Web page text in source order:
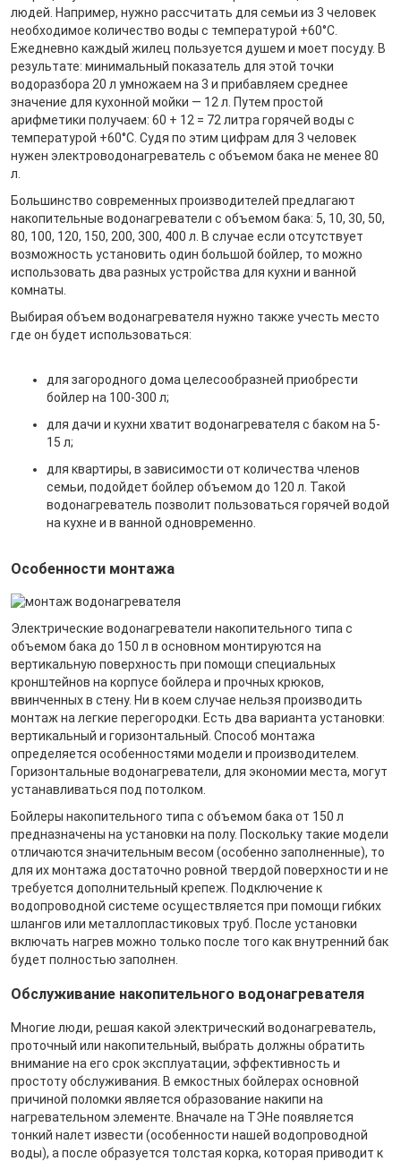
людей. Например, нужно рассчитать для семьи из 3 человек
необходимое количество воды с температурой +60°C.
Ежедневно каждый жилец пользуется душем и моет посуду. В
результате: минимальный показатель для этой точки
водоразбора 20 л умножаем на 3 и прибавляем среднее
значение для кухонной мойки — 12 л. Путем простой
арифметики получаем: 60 + 12 = 72 литра горячей воды с
температурой +60°C. Судя по этим цифрам для 3 человек
нужен электроводонагреватель с объемом бака не менее 80
л.
Большинство современных производителей предлагают
накопительные водонагреватели с объемом бака: 5, 10, 30, 50,
80, 100, 120, 150, 200, 300, 400 л. В случае если отсутствует
возможность установить один большой бойлер, то можно
использовать два разных устройства для кухни и ванной
комнаты.
Выбирая объем водонагревателя нужно также учесть место
где он будет использоваться:
для загородного дома целесообразней приобрести
бойлер на 100-300 л;
для дачи и кухни хватит водонагревателя с баком на 5-
15 л;
для квартиры, в зависимости от количества членов
семьи, подойдет бойлер объемом до 120 л. Такой
водонагреватель позволит пользоваться горячей водой
на кухне и в ванной одновременно.
Особенности монтажа
Электрические водонагреватели накопительного типа с
объемом бака до 150 л в основном монтируются на
вертикальную поверхность при помощи специальных
кронштейнов на корпусе бойлера и прочных крюков,
ввинченных в стену. Ни в коем случае нельзя производить
монтаж на легкие перегородки. Есть два варианта установки:
вертикальный и горизонтальный. Способ монтажа
определяется особенностями модели и производителем.
Горизонтальные водонагреватели, для экономии места, могут
устанавливаться под потолком.
Бойлеры накопительного типа с объемом бака от 150 л
предназначены на установки на полу. Поскольку такие модели
отличаются значительным весом (особенно заполненные), то
для их монтажа достаточно ровной твердой поверхности и не
требуется дополнительный крепеж. Подключение к
водопроводной системе осуществляется при помощи гибких
шлангов или металлопластиковых труб. После установки
включать нагрев можно только после того как внутренний бак
будет полностью заполнен.
Обслуживание накопительного водонагревателя
Многие люди, решая какой электрический водонагреватель,
проточный или накопительный, выбрать должны обратить
внимание на его срок эксплуатации, эффективность и
простоту обслуживания. В емкостных бойлерах основной
причиной поломки является образование накипи на
нагревательном элементе. Вначале на ТЭНе появляется
тонкий налет извести (особенности нашей водопроводной
воды), а после образуется толстая корка, которая приводит к